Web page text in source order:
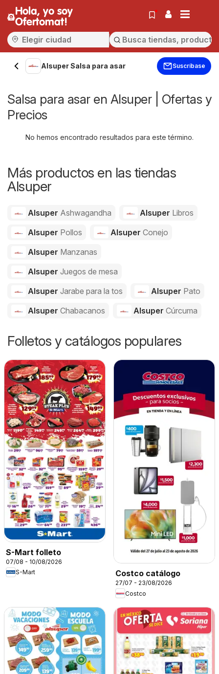
Hola, yo soy
Ofertomat!
Alsuper Salsa para asar Suscríbase
Salsa para asar en Alsuper | Ofertas y
Precios
No hemos encontrado resultados para este término.
Más productos en las tiendas
Alsuper
Alsuper Ashwagandha Alsuper Libros
Alsuper Pollos Alsuper Conejo
Alsuper Manzanas
Alsuper Juegos de mesa
Alsuper Jarabe para la tos Alsuper Pato
Alsuper Chabacanos Alsuper Cúrcuma
Folletos y catálogos populares
S-Mart folleto
07/08 - 10/08/2026
S-Mart
Costco catálogo
27/07 - 23/08/2026
Costco